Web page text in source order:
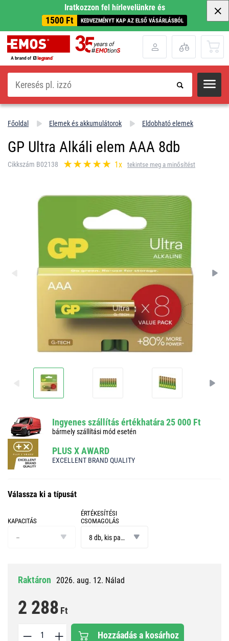
Iratkozzon fel hírlevelünkre és
1500 Ft KEDVEZMÉNYT KAP AZ ELSŐ VÁSÁRLÁSBÓL
Keresés
Főoldal Elemek és akkumulátorok Eldobható elemek
GP Ultra Alkáli elem AAA 8db
Cikkszám B02138 1x tekintse meg a minősítést
Ingyenes szállítás értékhatára 25 000 Ft
bármely szállítási mód esetén
PLUS X AWARD
EXCELLENT BRAND QUALITY
Válassza ki a típusát
KAPACITÁS
–
ÉRTÉKESÍTÉSI
CSOMAGOLÁS
csomagolás
8 db, kis papír doboz
Raktáron 2026. aug. 12. Nálad
2 288 Ft
Hozzáadás a kosárhoz